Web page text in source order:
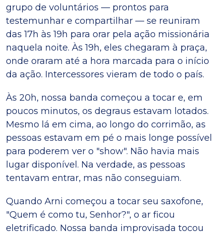
grupo de voluntários — prontos para
testemunhar e compartilhar — se reuniram
das 17h às 19h para orar pela ação missionária
naquela noite. Às 19h, eles chegaram à praça,
onde oraram até a hora marcada para o início
da ação. Intercessores vieram de todo o país.
Às 20h, nossa banda começou a tocar e, em
poucos minutos, os degraus estavam lotados.
Mesmo lá em cima, ao longo do corrimão, as
pessoas estavam em pé o mais longe possível
para poderem ver o "show". Não havia mais
lugar disponível. Na verdade, as pessoas
tentavam entrar, mas não conseguiam.
Quando Arni começou a tocar seu saxofone,
"Quem é como tu, Senhor?", o ar ficou
eletrificado. Nossa banda improvisada tocou